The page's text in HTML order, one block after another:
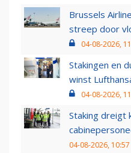
Brussels
streep door
04-08-2026,
Stakingen en
winst
04-08-2026,
Staking dreigt
04-08-2026, 10:57